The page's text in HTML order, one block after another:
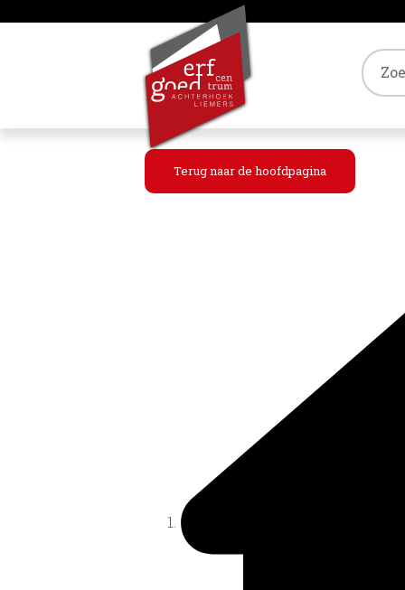
Terug naar de hoofdpagina